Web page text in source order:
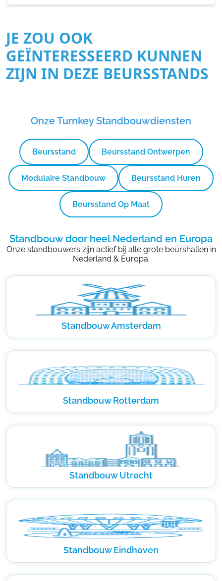
JE ZOU OOK
GEÏNTERESSEERD KUNNEN
ZIJN IN DEZE BEURSSTANDS
Onze Turnkey Standbouwdiensten
Beursstand Beursstand Ontwerpen
Modulaire Standbouw Beursstand Huren
Beursstand Op Maat
Standbouw door heel Nederland en Europa
Onze standbouwers zijn actief bij alle grote beurshallen in
Nederland & Europa.
Standbouw Amsterdam
Standbouw Rotterdam
Standbouw Utrecht
Standbouw Eindhoven